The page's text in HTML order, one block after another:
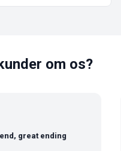
om os?
great ending